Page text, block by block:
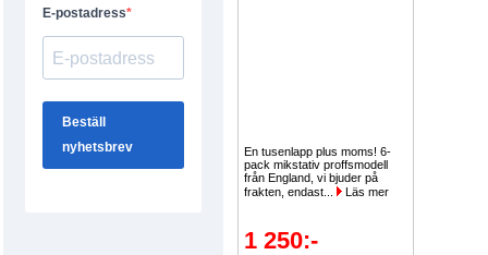
En tusenlapp plus moms! 6-
pack mikstativ proffsmodell
från England, vi bjuder på
frakten, endast...
Läs mer
1 250:-